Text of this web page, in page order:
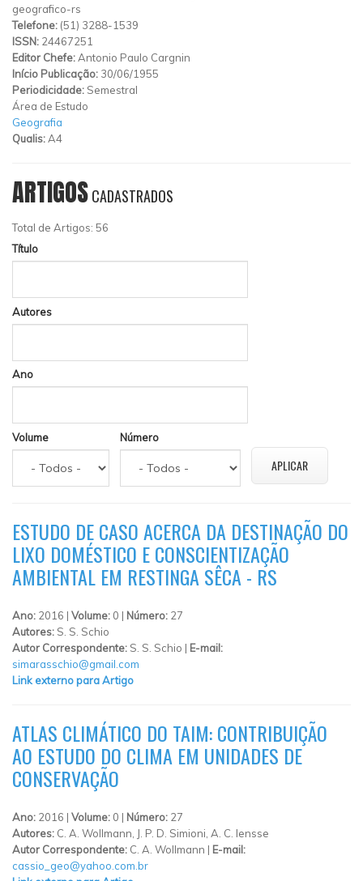
geografico-rs
Telefone: (51) 3288-1539
ISSN: 24467251
Editor Chefe:Antonio Paulo Cargnin
Início Publicação: 30/06/1955
Periodicidade: Semestral
Área de Estudo
Geografia
Qualis:A4
ARTIGOSCADASTRADOS
Total de Artigos: 56
Título
Autores
Ano
Volume Número
ESTUDO DE CASO ACERCA DA DESTINAÇÃO DO
LIXO DOMÉSTICO E CONSCIENTIZAÇÃO
AMBIENTAL EM RESTINGA SÊCA - RS
Ano: 2016 | Volume: 0 | Número: 27
Autores: S. S. Schio
Autor Correspondente: S. S. Schio | E-mail:
simarasschio@gmail.com
Link externo para Artigo
ATLAS CLIMÁTICO DO TAIM: CONTRIBUIÇÃO
AO ESTUDO DO CLIMA EM UNIDADES DE
CONSERVAÇÃO
Ano: 2016 | Volume: 0 | Número: 27
Autores: C. A. Wollmann, J. P. D. Simioni, A. C. Iensse
Autor Correspondente: C. A. Wollmann | E-mail:
cassio_geo@yahoo.com.br